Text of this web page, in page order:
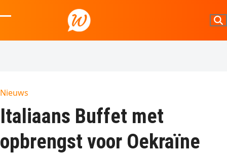
to
mobile
mobile
Nieuws
Italiaans Buffet met
opbrengst voor Oekraïne